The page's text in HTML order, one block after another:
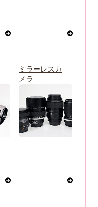
ミラーレスカ
メラ